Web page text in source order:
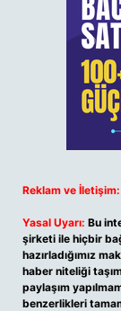
Reklam ve İletişim:
Yasal Uyarı: Bu
şirketi ile hiçbir
hazırladığımız
haber niteliği
paylaşım
benzerlikleri